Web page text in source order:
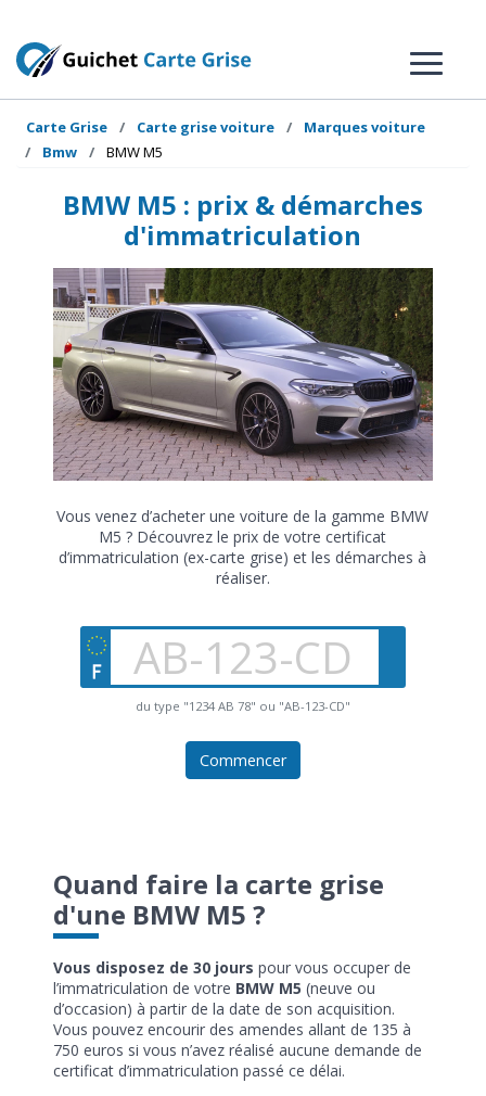
Carte Grise Carte grise voiture
Marques voiture
Bmw
BMW M5
BMW M5 : prix & démarches
d'immatriculation
Vous venez d’acheter une voiture de la gamme BMW
M5 ? Découvrez le prix de votre certificat
d’immatriculation (ex-carte grise) et les démarches à
réaliser.
du type "1234 AB 78" ou "AB-123-CD"
Commencer
Quand faire la carte grise
d'une BMW M5 ?
Vous disposez de 30 jours pour vous occuper de
l’immatriculation de votre BMW M5 (neuve ou
d’occasion) à partir de la date de son acquisition.
Vous pouvez encourir des amendes allant de 135 à
750 euros si vous n’avez réalisé aucune demande de
certificat d’immatriculation passé ce délai.